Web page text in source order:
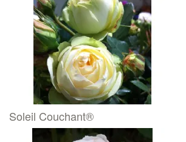
Soleil Couchant®